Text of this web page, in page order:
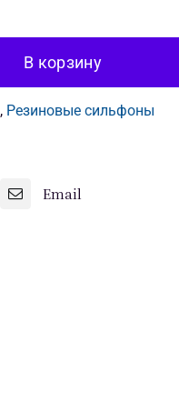
В корзину
, Резиновые сильфоны
Email